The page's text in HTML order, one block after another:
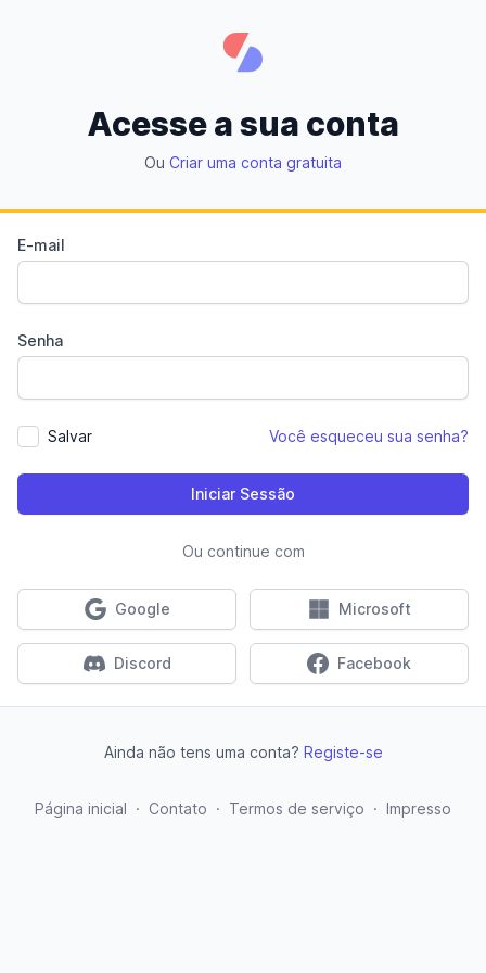
Acesse a sua conta
Ou Criar uma conta gratuita
E-mail
Senha
Salvar Você esqueceu sua senha?
Iniciar Sessão
Ou continue com
Entrar com Google
Google Entrar com
Microsoft
Entrar com Discord
Discord Entrar com
Facebook
Ainda não tens uma conta? Registe-se
Página inicial · Contato · Termos de serviço · Impresso